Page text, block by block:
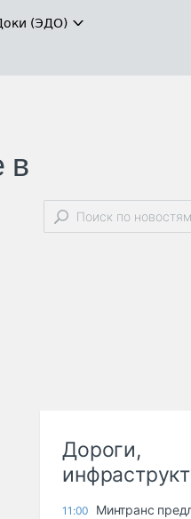
(ЭДО)
в
Дороги,
11:00
Минтранс